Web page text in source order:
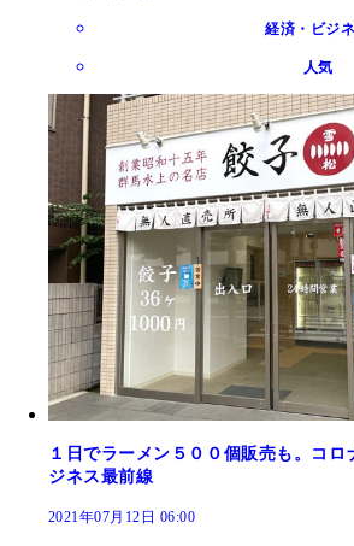
経済・ビジ
人気
１日でラーメン５００個販売も。コ
ジネス最前線
2021年07月12日 06:00